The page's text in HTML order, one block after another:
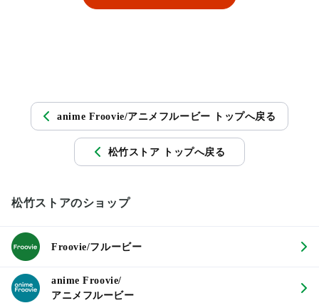
anime Froovie/アニメフルービー トップへ戻る
松竹ストア トップへ戻る
松竹ストアのショップ
Froovie/フルービー
anime Froovie/
アニメフルービー